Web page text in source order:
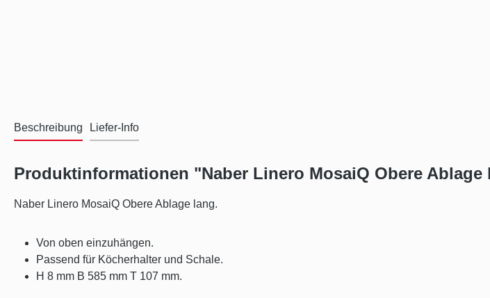
Beschreibung Liefer-Info
Produktinformationen "Naber Linero MosaiQ Obere Ablage
Naber Linero MosaiQ Obere Ablage lang.
Von oben einzuhängen.
Passend für Köcherhalter und Schale.
H 8 mm B 585 mm T 107 mm.